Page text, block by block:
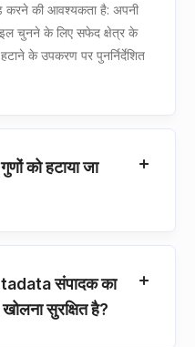
की आवश्यकता है: अपनी
चुनने के लिए सफेद क्षेत्र के
के उपकरण पर पुनर्निर्देशित
को हटाया जा
संपादक का
सुरक्षित है?